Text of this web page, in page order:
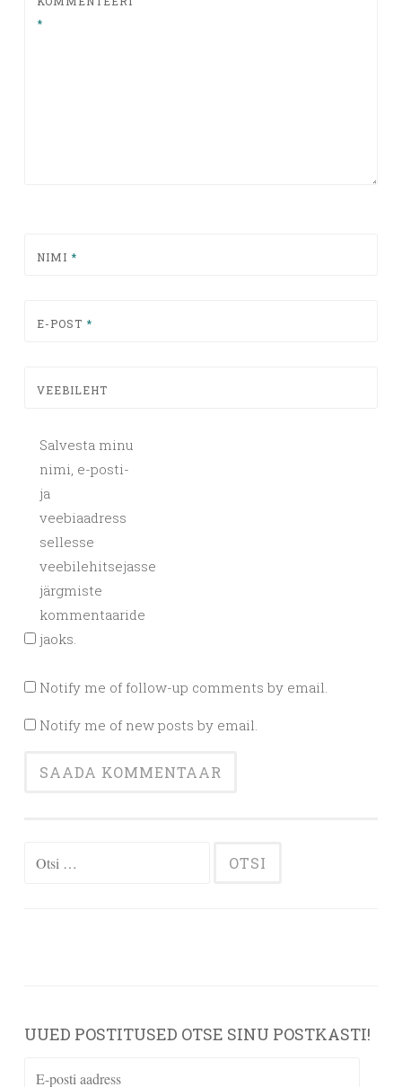
*
NIMI *
E-POST *
VEEBILEHT
Salvesta minu
nimi, e-posti-
ja
veebiaadress
sellesse
veebilehitsejasse
järgmiste
kommentaaride
jaoks.
Notify me of follow-up comments by email.
Notify me of new posts by email.
Otsi:
UUED POSTITUSED OTSE SINU POSTKASTI!
E-